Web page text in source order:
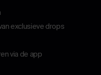
exclusieve drops
via de app